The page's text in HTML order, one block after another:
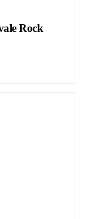
Rock